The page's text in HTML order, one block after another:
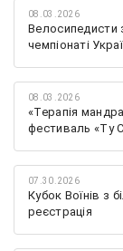
08.03.2026
Велосипедисти
чемпіонаті
08.03.2026
«Терапія
фестиваль «Ту
07.30.2026
Кубок Воїнів з
реєстрація